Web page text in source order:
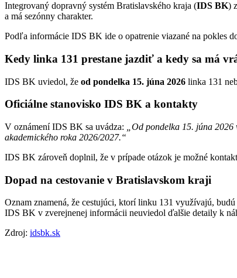
Integrovaný dopravný systém Bratislavského kraja (IDS BK)
a má sezónny charakter.
Podľa informácie IDS BK ide o opatrenie viazané na pokles
Kedy linka 131 prestane jazdiť a kedy sa má
IDS BK uviedol, že od pondelka 15. júna 2026 linka 131
Oficiálne stanovisko IDS BK a kontakty
V oznámení IDS BK sa uvádza:
„Od pondelka 15. júna
akademického roka 2026/2027.“
IDS BK zároveň doplnil, že v prípade otázok je možné
Dopad na cestovanie v Bratislavskom kraji
Oznam znamená, že cestujúci, ktorí linku 131 využívajú,
IDS BK v zverejnenej informácii neuviedol ďalšie detaily k
Zdroj: idsbk.sk